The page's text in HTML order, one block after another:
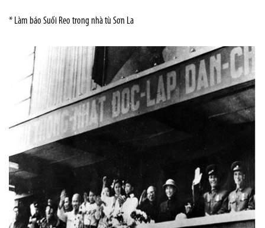
* Làm báo Suối Reo trong nhà tù Sơn La